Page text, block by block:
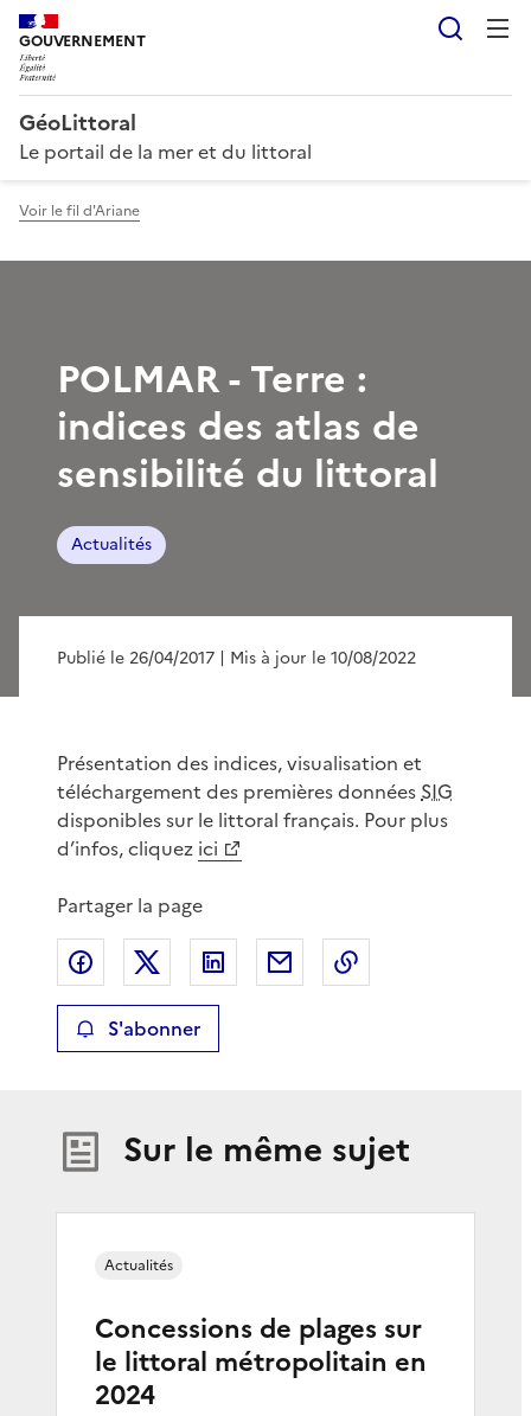
GOUVERNEMENT
GéoLittoral
Le portail de la mer et du littoral
Voir le fil d'Ariane
POLMAR - Terre :
indices des atlas de
sensibilité du littoral
Actualités
Publié le 26/04/2017 | Mis à jour le 10/08/2022
Présentation des indices, visualisation et
téléchargement des premières données SIG
disponibles sur le littoral français. Pour plus
d’infos, cliquez ici
Partager la page
Partager sur Facebook
Partager sur XPartager sur LinkedIn
Partager par email
S'abonner
Sur le même sujet
Concessions de plages sur
le littoral métropolitain en
2024
Actualités